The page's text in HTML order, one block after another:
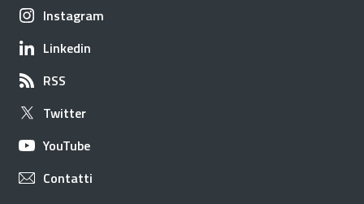
Instagram
Linkedin
RSS
TwitterApre in una nuova scheda
YouTubeApre in una nuova scheda
Contatti